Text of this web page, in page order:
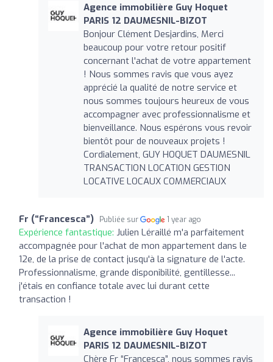
Agence immobilière Guy Hoquet
PARIS 12 DAUMESNIL-BIZOT
Bonjour Clément Desjardins, Merci
beaucoup pour votre retour positif
concernant l'achat de votre appartement
! Nous sommes ravis que vous ayez
apprécié la qualité de notre service et
nous sommes toujours heureux de vous
accompagner avec professionnalisme et
bienveillance. Nous espérons vous revoir
bientôt pour de nouveaux projets !
Cordialement, GUY HOQUET DAUMESNIL
TRANSACTION LOCATION GESTION
LOCATIVE LOCAUX COMMERCIAUX
Fr (“Francesca”) Publiée sur 1 year ago
Expérience fantastique: Julien Léraillé m'a parfaitement
accompagnée pour l'achat de mon appartement dans le
12e, de la prise de contact jusqu'à la signature de l'acte.
Professionnalisme, grande disponibilité, gentillesse...
j'étais en confiance totale avec lui durant cette
transaction !
Agence immobilière Guy Hoquet
PARIS 12 DAUMESNIL-BIZOT
Chère Fr “Francesca”, nous sommes ravis